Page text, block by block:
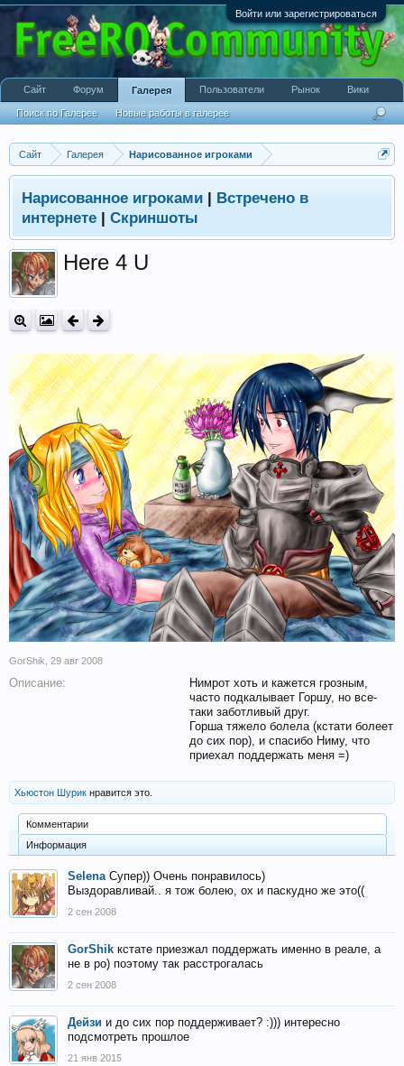
Войти или зарегистрироваться
Сайт Галерея Нарисованное игроками
Нарисованное игроками | Встречено в
интернете | Скриншоты
Here 4 U
GorShik 29 авг 2008
Описание:
Нимрот хоть и кажется грозным,
часто подкалывает Горшу, но все-
таки заботливый друг.
Горша тяжело болела (кстати болеет
до сих пор), и спасибо Ниму, что
приехал поддержать меня =)
Хьюстон Шурик нравится это.
Комментарии
Информация
Selena Супер)) Очень понравилось)
Выздоравливай.. я тож болею, ох и паскудно же это((
2 сен 2008
GorShik кстате приезжал поддержать именно в реале, а
не в ро) поэтому так расстрогалась
2 сен 2008
Дейзи и до сих пор поддерживает? :))) интересно
подсмотреть прошлое
21 янв 2015
Сайт Форум Галерея
Поиск по Галерее Новые работы в галерее
Пользователи Рынок Вики